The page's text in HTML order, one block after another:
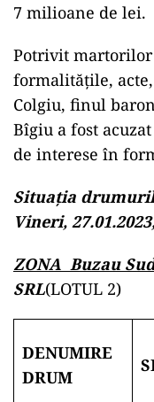
7 milioane de lei.
Potrivit martorilor
formalitățile,
Colgiu, finul
Bîgiu a fost
de interese în
Situația
Vineri,
ZONA Buzau
SRL(LOTUL 2)
DENUMIRE
DRUM